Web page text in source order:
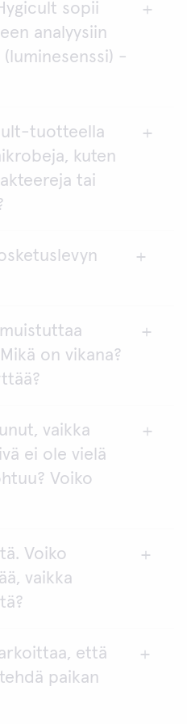
se ole
että TPC ei
mikrobin
levyä kohti.sopii
analyysiin
(luminesenssi) -
elävien bakteerien
lukumäärä kertoo
aiheuttaako pinta
koskettaville esineille.
tuotteella
kuten
tai
puolen pinta-ala on
yhteen laskettuna
on vikana?
syy on
putkissa on
vaikka
ei ole vielä
Voiko
jos vetäytyminen
elatusaineen pinta on
Voiko
vaikka
ja tiivistynyt
vain pieninä
että
paikan